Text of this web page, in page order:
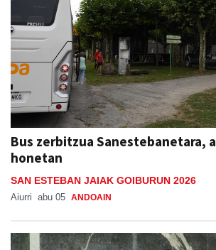
Bus zerbitzua Sanestebanetara,
honetan
SAN ESTEBAN JAIAK GOIBURUN 2026
Aiurri abu 05 ANDOAIN